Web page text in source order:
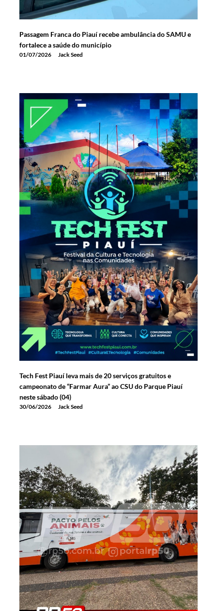
Passagem Franca do Piauí recebe ambulância do SAMU e
fortalece a saúde do município
01/07/2026 Jack Seed
Tech Fest Piauí leva mais de 20 serviços gratuitos e
campeonato de “Farmar Aura” ao CSU do Parque Piauí
neste sábado (04)
30/06/2026 Jack Seed